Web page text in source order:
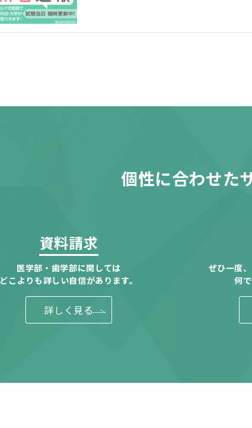
個性に合わせた
資料請求
医学部・歯学部に関しては
どこよりも詳しい自信があります。
詳しく見る
ぜひ一度
何